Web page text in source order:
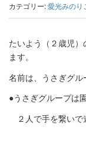
カテゴリー:愛光みのり
たいよう（２歳児
ます。
名前は、うさぎグル
●うさぎグループは
２人で手を繋いで